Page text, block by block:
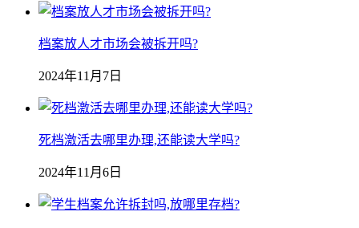
档案放人才市场会被拆开吗?
2024年11月7日
死档激活去哪里办理,还能读大学吗?
2024年11月6日